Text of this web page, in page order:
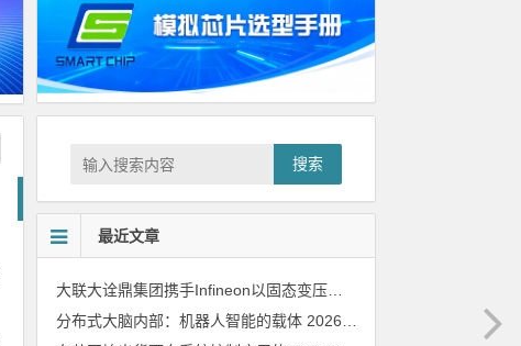
搜索
最近文章
大联大诠鼎集团携手Infineon以固态变压器重构配电效率新标杆
分布式大脑内部：机器人智能的载体 2026年8月6日